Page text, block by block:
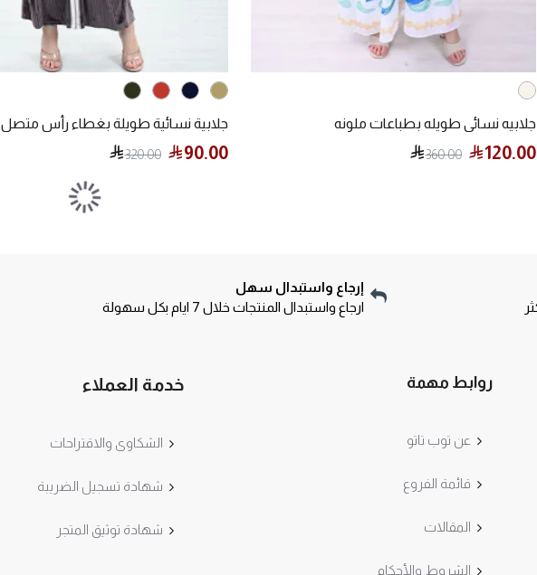
جلابيه نسائي طويله بطباعات ملونه
120.00
360.00
جلابية نسائية طويلة بغطاء رأس متصل
90.00
320.00
إرجاع واستبدال سهل
ارجاع واستبدال المنتجات خلال 7 ايام بكل سهولة
روابط مهمة
عن توب تاتو
قائمة الفروع
المقالات
الشروط والأحكام
خدمة العملاء
الشكاوى والاقتراحات
شهادة تسجيل الضريبة
شهادة توثيق المتجر